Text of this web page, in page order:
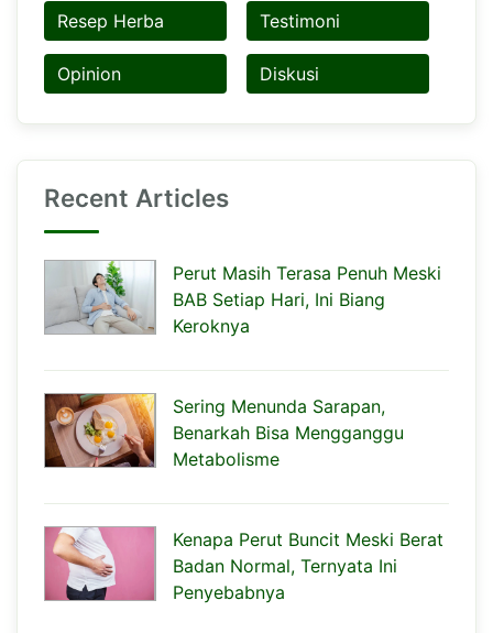
Resep Herba Testimoni
Opinion Diskusi
Recent Articles
Perut Masih Terasa Penuh Meski
BAB Setiap Hari, Ini Biang
Keroknya
Sering Menunda Sarapan,
Benarkah Bisa Mengganggu
Metabolisme
Kenapa Perut Buncit Meski Berat
Badan Normal, Ternyata Ini
Penyebabnya